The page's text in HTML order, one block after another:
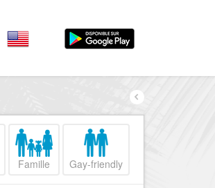
Par quartiers
Nice Promenade du
Nice le Port
Famille Gay-friendly